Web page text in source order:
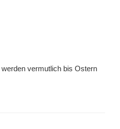
werden vermutlich bis Ostern